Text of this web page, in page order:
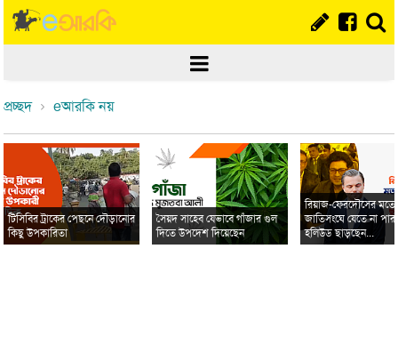
প্রচ্ছদ eআরকি নয়
টিসিবির ট্রাকের পেছনে দৌড়ানোর
কিছু উপকারিতা
সৈয়দ সাহেব যেভাবে গাঁজার গুল
দিতে উপদেশ দিয়েছেন
রিয়াজ-ফেরদৌসের মতো
জাতিসংঘে যেতে না
হলিউড ছাড়ছেন...